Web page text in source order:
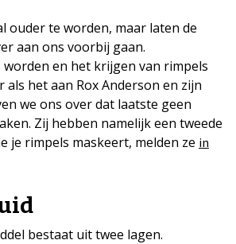
ouder te worden, maar laten de
aan ons voorbij gaan.
en het krijgen van rimpels
als het aan Rox Anderson en zijn
we ons over dat laatste geen
Zij hebben namelijk een tweede
je rimpels maskeert, melden ze in
bestaat uit twee lagen.